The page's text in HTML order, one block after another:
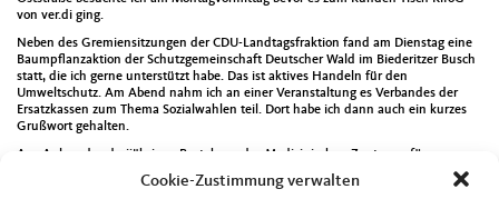
Cookie-Zustimmung verwalten
von ver.di ging.
Neben des Gremiensitzungen der CDU-Landtagsfraktion fand am Dienstag eine
Baumpflanzaktion der Schutzgemeinschaft Deutscher Wald im Biederitzer Busch
statt, die ich gerne unterstützt habe. Das ist aktives Handeln für den
Umweltschutz. Am Abend nahm ich an einer Veranstaltung es Verbandes der
Ersatzkassen zum Thema Sozialwahlen teil. Dort habe ich dann auch ein kurzes
Grußwort gehalten.
Aus Anlass des dreijährigen Bestehens des Medizinischen Zentrums für
Erwachsene mit Behinderung besuchte ich am Mittwoch die Pfeifferschen
Stiftungen. Danach ging es für mich in die Staatskanzlei. Dort veranstalteten die